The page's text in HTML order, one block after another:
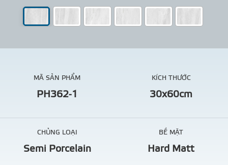
MÃ SẢN PHẨM
PH362-1
KÍCH THƯỚC
30x60cm
CHỦNG LOẠI
Semi Porcelain
BỀ MẶT
Hard Matt